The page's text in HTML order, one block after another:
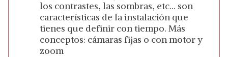
los contrastes, las sombras, etc… son
características de la instalación que
tienes que definir con tiempo. Más
conceptos: cámaras fijas o con motor y
zoom